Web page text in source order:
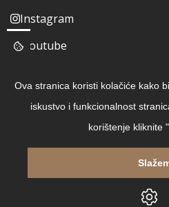
Instagram
Youtube
Copyright © 2026 Čitaj Knjigu
Ova stranica koristi kolačiće kako
iskustvo i funkcionalnost
korištenje kliknite